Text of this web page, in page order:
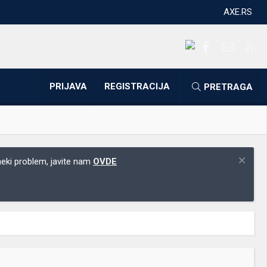
AXE.RS
PRIJAVA REGISTRACIJA PRETRAGA
problem, javite nam OVDE